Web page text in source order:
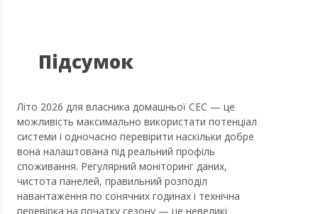
Підсумок
Літо 2026 для власника домашньої СЕС — це
можливість максимально використати потенціал
системи і одночасно перевірити наскільки добре
вона налаштована під реальний профіль
споживання. Регулярний моніторинг даних,
чистота панелей, правильний розподіл
навантаження по сонячних годинах і технічна
перевірка на початку сезону — це невеликі